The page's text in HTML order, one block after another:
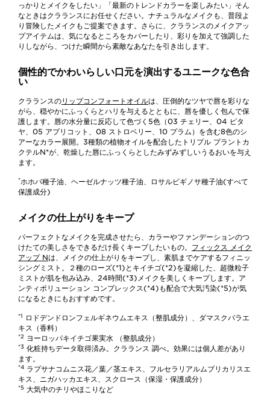
っかりとメイクをしたい」「最新のトレンドカラーを楽しみたい」そん
なときはクラランスにお任せください。ナチュラルなメイクも、普段よ
り冒険したメイクもご提案できます。さらに、クラランスのメイクアッ
プアイテムは、気になるところをカバーしたり、彩りを加えて強調した
りしながら、つけた瞬間から素敵なあなたを引き出します。
個性的でかわいらしい口元を演出するユニークな色合
い
クラランスのリップコンフォートオイルは、圧倒的なツヤで唇を彩りな
がら、穏やかにふっくらとハリを与えるとともに、唇を優しく包んで保
護します。唇の水分量に反応して色づく5色（03 チェリー、04 ピタ
ヤ、05 アプリコット、08 ストロベリー、10 プラム）を含む8色のシ
アーなカラー展開。3種類の植物オイルを配合したトリプル プラントカ
クテルN*が、乾燥した唇にふっくらとしたみずみずしいうるおいを与え
ます。
*ホホバ種子油、ヘーゼルナッツ種子油、ロサルビギノサ種子油(すべて
保護成分)
メイクの仕上がりをキープ
パーフェクトなメイクを完成させたら、カラーやファンデーションのつ
けたての美しさをできるだけ長くキープしたいもの。 フィックス メイク
アップ Nは、メイクの仕上がりをキープし、素肌までケアするフィニッ
シングミスト。２種のローズ(*1)とキイチゴ(*2)を凝縮した、超微粒子
ミストが肌を包み込み、24時間(*3)メイクを美しくキープします。ア
ンティポリューション コンプレックス(*4)も配合で大気汚染(*5)が気
になるときにもおすすめです。
*1
ロドデンドロンフェルギネウムエキス（整肌成分）、ダマスクバラエ
キス（香料）
*2 ヨーロッパキイチゴ果実水 （整肌成分）
*3 化粧持ちデータ取得済み。クラランス 調べ。効果には個人差があり
ます。
*4 ラプサナコムニス花／葉／茎エキス、フルセラリアルムブリカリスエ
キス、ニガハッカエキス、スクロース（保湿・保護成分）
*5 大気中のチリやほこりなど